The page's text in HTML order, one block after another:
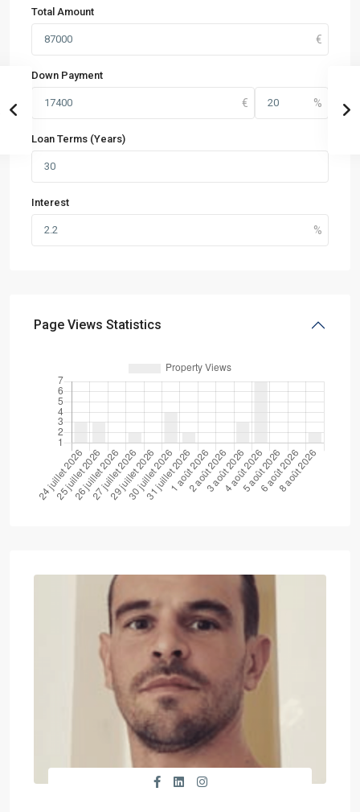
Total Amount
Down Payment
Loan Terms (Years)
Interest
Page Views Statistics